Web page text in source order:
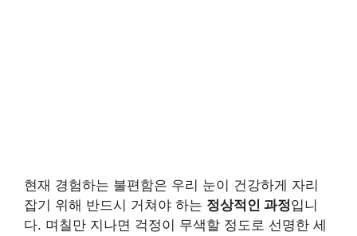
현재 경험하는 불편함은 우리 눈이 건강하게 자리
잡기 위해 반드시 거쳐야 하는 정상적인 과정입니
다. 며칠만 지나면 걱정이 무색할 정도로 선명한 세